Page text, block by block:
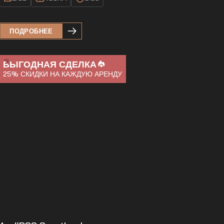
ПОДРОБНЕЕ
ВЫГОДНАЯ СДЕЛКА
25% СКИДКИ НА КАЖДУЮ АРЕНДУ